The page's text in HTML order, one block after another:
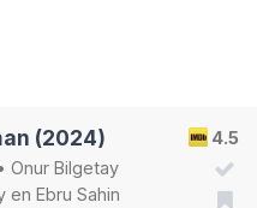
4.5
(2024)
Onur Bilgetay
en Ebru Sahin